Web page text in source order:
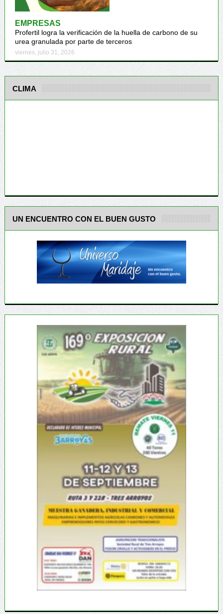
EMPRESAS
Profertil logra la verificación de la huella de carbono de su
urea granulada por parte de terceros
viernes, julio 31, 2026
CLIMA
UN ENCUENTRO CON EL BUEN GUSTO